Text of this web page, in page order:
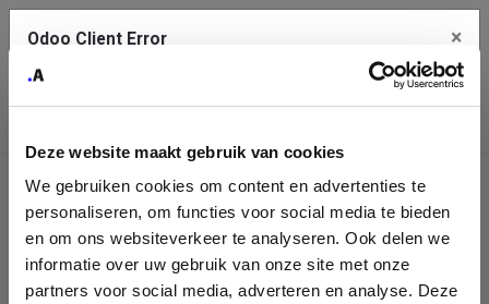
Deze website maakt gebruik van cookies
We gebruiken cookies om content en advertenties te
personaliseren, om functies voor social media te bieden
en om ons websiteverkeer te analyseren. Ook delen we
informatie over uw gebruik van onze site met onze
partners voor social media, adverteren en analyse. Deze
Company
Identification
Please fill in your company details
Odoo Client Error ×
service.
See details